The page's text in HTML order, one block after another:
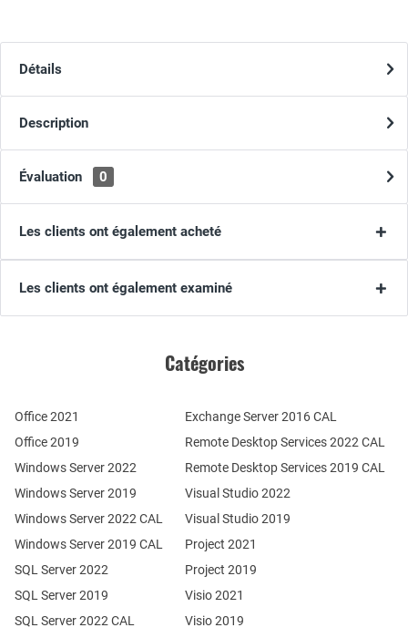
Détails
Description
Évaluation 0
Les clients ont également acheté
Les clients ont également examiné
Catégories
Office 2021
Office 2019
Windows Server 2022
Windows Server 2019
SQL Server 2022
SQL Server 2019
Windows Server 2022 CAL
Windows Server 2019 CAL
SQL Server 2022 CAL
Remote Desktop Services 2022 CAL
Remote Desktop Services 2019 CAL
Exchange Server 2016 CAL
Visual Studio 2022
Visual Studio 2019
Project 2021
Project 2019
Visio 2021
Visio 2019